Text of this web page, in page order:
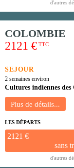
d'autres
COLOMBIE
2121 € TTC
SÉJOUR
2 semaines environ
Cultures indiennes des
LES DÉPARTS
2121 €
sans
d'autres